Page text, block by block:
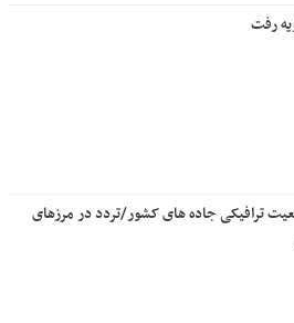
رفت
ترافیکی جاده های کشور/تردد در مرزهای